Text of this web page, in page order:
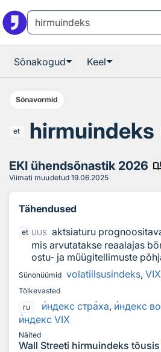
Sõnakogud Keel
Sõnavormid
et hirmuindeks
EKI ühendsõnastik 2026
Viimati muudetud 19.06.2025
Tähendused
et UUS
aktsiaturu
mis arvutatakse reaalajas
ostu- ja müügitellimuste
Sünonüümid volatiilsusindeks, VIX
Tõlkevasted
ru
индекс страха, индекс
индекс VIX
Näited
Wall Streeti hirmuindeks